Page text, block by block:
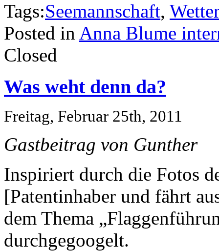
Tags:Seemannschaft,
Posted in Anna Blume
Closed
Was weht denn da?
Freitag, Februar 25th, 2011
Gastbeitrag von Gunther
Inspiriert durch die Fotos
[Patentinhaber und fährt
dem Thema
durchgegoogelt.